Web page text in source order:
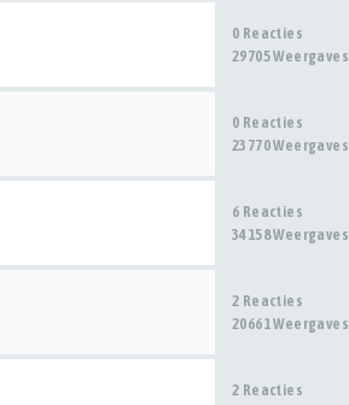
0 Reacties
29705 Weergaves
0 Reacties
23770 Weergaves
6 Reacties
34158 Weergaves
2 Reacties
20661 Weergaves
2 Reacties